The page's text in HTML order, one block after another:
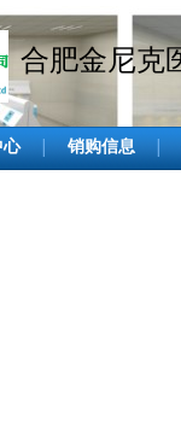
合肥金尼克
心 销购信息